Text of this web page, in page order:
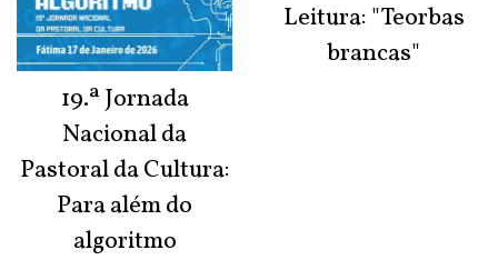
19.ª Jornada
Nacional da
Pastoral da Cultura:
Para além do
algoritmo
Leitura: "Teorbas
brancas"